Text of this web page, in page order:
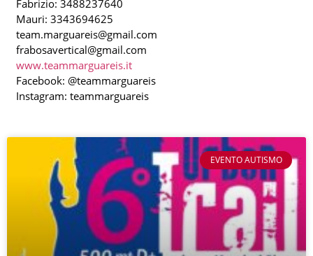
Fabrizio: 3488237640
Mauri: 3343694625
team.marguareis@gmail.com
frabosavertical@gmail.com
www.teammarguareis.it
Facebook: @teammarguareis
Instagram: teammarguareis
EVENTO AUTISMO